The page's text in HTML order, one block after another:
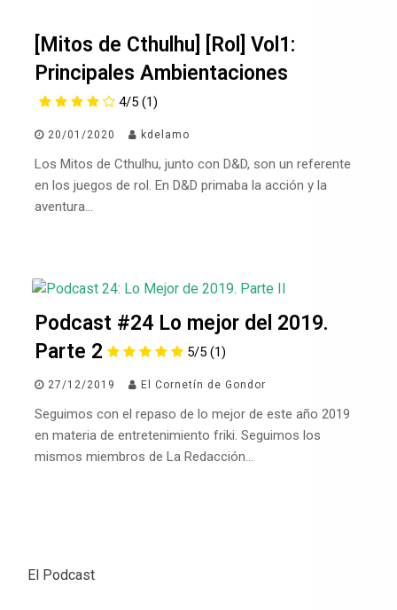
[Mitos de Cthulhu] [Rol] Vol1:
Principales Ambientaciones
4/5 (1)
20/01/2020 kdelamo
Los Mitos de Cthulhu, junto con D&D, son un referente
en los juegos de rol. En D&D primaba la acción y la
aventura…
Podcast #24 Lo mejor del 2019.
Parte 2
5/5 (1)
27/12/2019 El Cornetín de Gondor
Seguimos con el repaso de lo mejor de este año 2019
en materia de entretenimiento friki. Seguimos los
mismos miembros de La Redacción…
El Podcast